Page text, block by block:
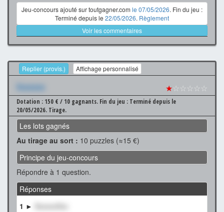
Jeu-concours ajouté sur toutgagner.com le 07/05/2026. Fin du jeu :
Terminé depuis le 22/05/2026. Règlement
Voir les commentaires
Replier (provis.) Affichage personnalisé
Xxxxxxx ★☆☆☆☆☆
Dotation : 150 € / 10 gagnants. Fin du jeu : Terminé depuis le
20/05/2026. Tirage.
Les lots gagnés
Au tirage au sort : 10 puzzles (≈15 €)
Principe du jeu-concours
Répondre à 1 question.
Réponses
1 ►